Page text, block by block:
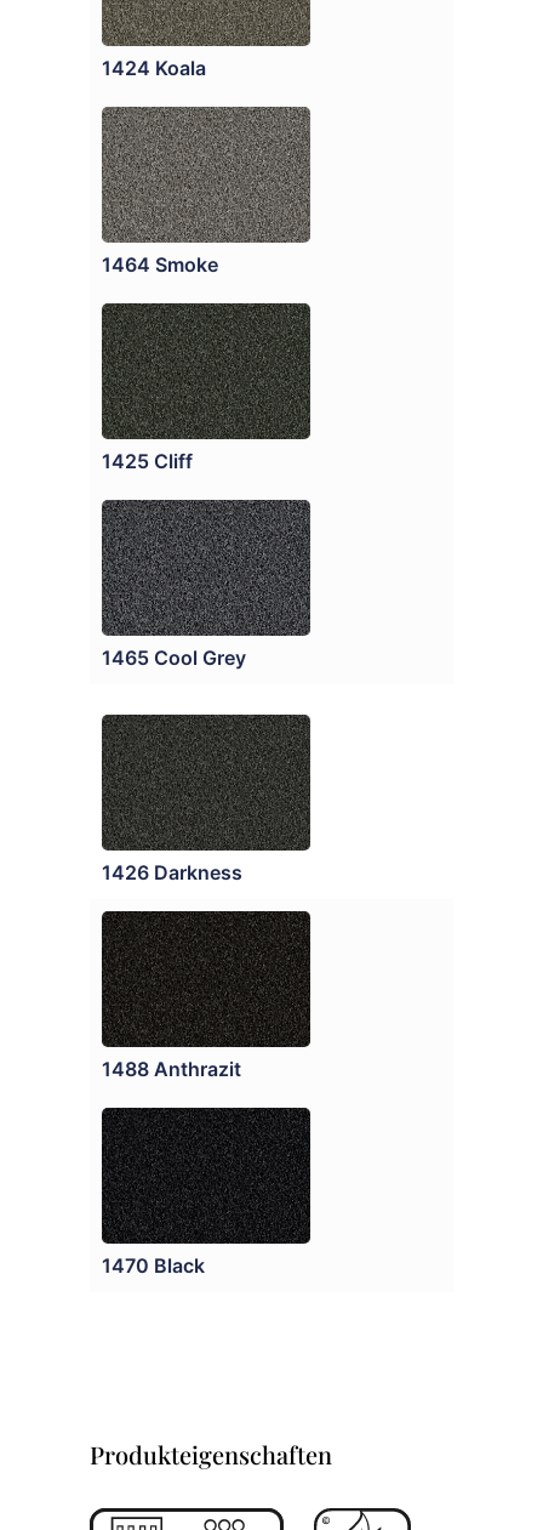
1424 Koala
1464 Smoke
1425 Cliff
1465 Cool Grey
1426 Darkness
1488 Anthrazit
1470 Black
Produkteigenschaften